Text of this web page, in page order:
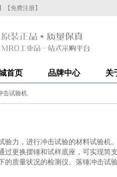
【免费注册】
首页 品牌中心 关
击试验机
验力，进行冲击试验的材料试验
过更换摆锤和试样底座，可实现
的质量状况的检测仪。落锤冲击